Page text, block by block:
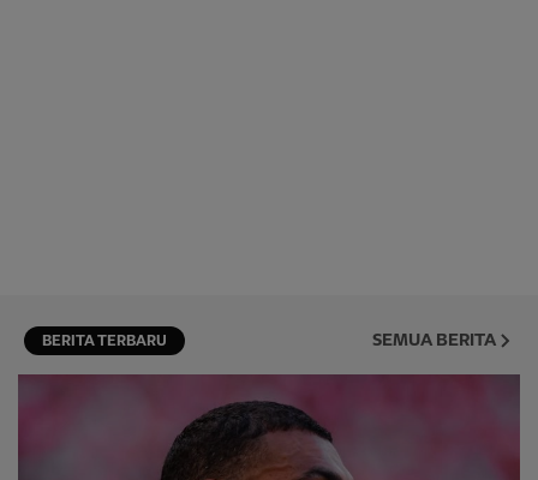
BERITA TERBARU SEMUA BERITA